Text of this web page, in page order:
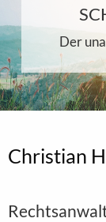
Der
Christian